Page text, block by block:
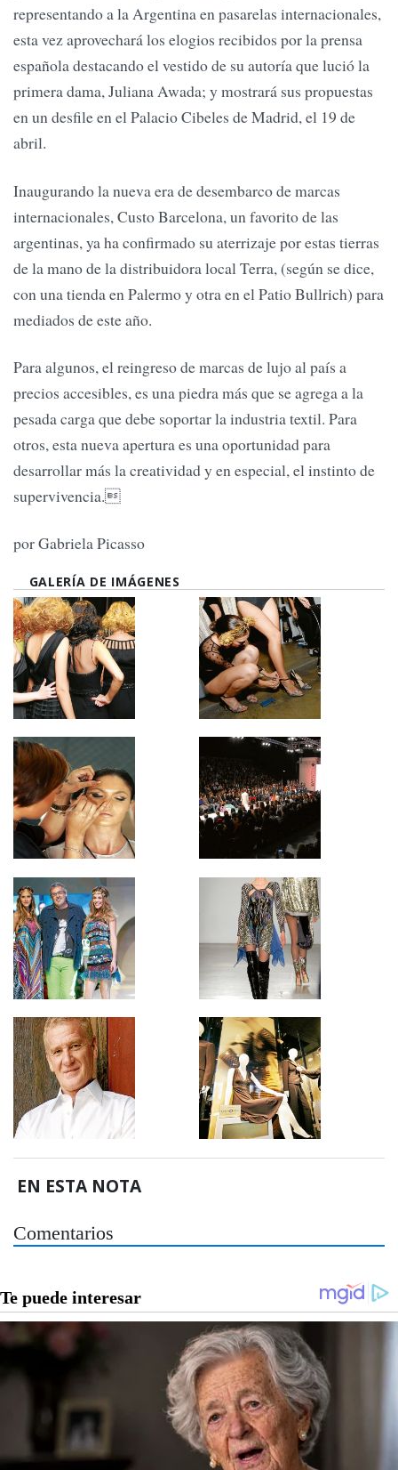
representando a la Argentina en pasarelas internacionales,
esta vez aprovechará los elogios recibidos por la prensa
española destacando el vestido de su autoría que lució la
primera dama, Juliana Awada; y mostrará sus propuestas
en un desfile en el Palacio Cibeles de Madrid, el 19 de
abril.
Inaugurando la nueva era de desembarco de marcas
internacionales, Custo Barcelona, un favorito de las
argentinas, ya ha confirmado su aterrizaje por estas tierras
de la mano de la distribuidora local Terra, (según se dice,
con una tienda en Palermo y otra en el Patio Bullrich) para
mediados de este año.
Para algunos, el reingreso de marcas de lujo al país a
precios accesibles, es una piedra más que se agrega a la
pesada carga que debe soportar la industria textil. Para
otros, esta nueva apertura es una oportunidad para
desarrollar más la creatividad y en especial, el instinto de
supervivencia.
por Gabriela Picasso
GALERÍA DE IMÁGENES
EN ESTA NOTA
Comentarios